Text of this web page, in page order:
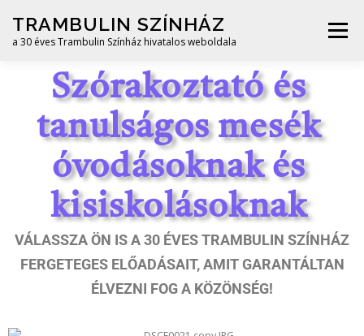
TRAMBULIN SZÍNHÁZ
a 30 éves Trambulin Színház hivatalos weboldala
Menü
START ÉLŐSZEREPLŐS BÁBSZÍNHÁZAS
GÓLYALÁBAS MIKULÁSOS KAPCSOLAT
Szórakoztató és
tanulságos mesék
óvodásoknak és
kisiskolásoknak
VÁLASSZA ÖN IS A 30 ÉVES TRAMBULIN SZÍNHÁZ
FERGETEGES ELŐADÁSAIT, AMIT GARANTÁLTAN
ÉLVEZNI FOG A KÖZÖNSÉG!